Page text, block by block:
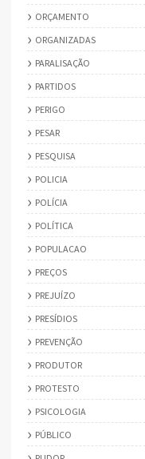
ORÇAMENTO
ORGANIZADAS
PARALISAÇÃO
PARTIDOS
PERIGO
PESAR
PESQUISA
POLICIA
POLÍCIA
POLÍTICA
POPULACAO
PREÇOS
PREJUÍZO
PRESÍDIOS
PREVENÇÃO
PRODUTOR
PROTESTO
PSICOLOGIA
PÚBLICO